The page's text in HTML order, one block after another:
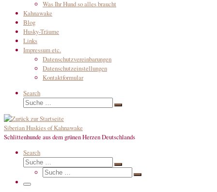
Was Ihr Hund so alles braucht
Kahnawake
Blog
Husky-Träume
Links
Impressum etc.
Datenschutzvereinbarungen
Datenschutzeinstellungen
Kontaktformular
Search
Suche
Suche
Siberian Huskies of Kahnawake
Schlittenhunde aus dem grünen Herzen Deutschlands
Search
Suche
Suche
Suche
Suche
Menü